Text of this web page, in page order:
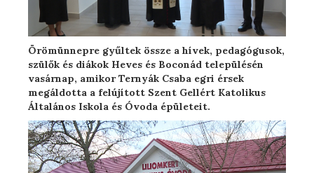
Örömünnepre gyűltek össze a hívek, pedagógusok,
szülők és diákok Heves és Boconád településén
vasárnap, amikor Ternyák Csaba egri érsek
megáldotta a felújított Szent Gellért Katolikus
Általános Iskola és Óvoda épületeit.